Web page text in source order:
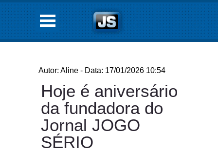
Autor: Aline - Data: 17/01/2026 10:54
Hoje é aniversário
da fundadora do
Jornal JOGO
SÉRIO